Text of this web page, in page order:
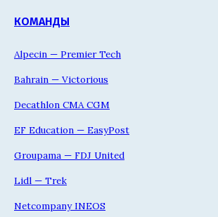
КОМАНДЫ
Alpecin — Premier Tech
Bahrain — Victorious
Decathlon CMA CGM
EF Education — EasyPost
Groupama — FDJ United
Lidl — Trek
Netcompany INEOS